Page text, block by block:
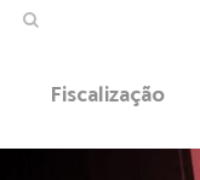
Fiscalização